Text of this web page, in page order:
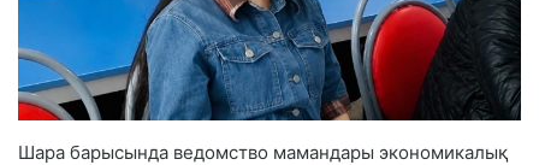
Шара барысында ведомство мамандары экономикалық